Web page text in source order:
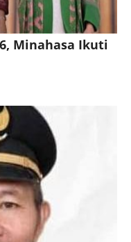
Minahasa Ikuti